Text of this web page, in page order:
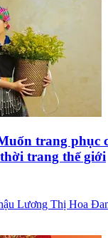
trang phục
trang thế giới
Lương Thị Hoa